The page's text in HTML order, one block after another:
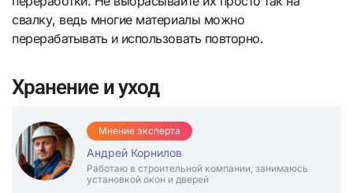
свалку, ведь многие материалы можно
перерабатывать и использовать повторно.
Хранение и уход
Мнение эксперта
Андрей Корнилов
Работаю в строительной компании, занимаюсь
установкой окон и дверей